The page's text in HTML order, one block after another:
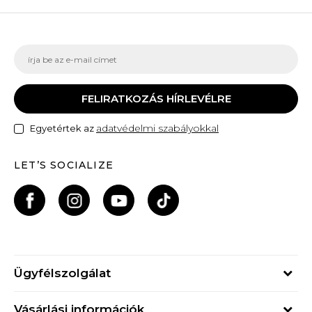
FELIRATKOZÁS HÍRLEVÉLRE
Egyetértek az adatvédelmi szabályokkal
LET’S SOCIALIZE
Ügyfélszolgálat
Vásárlási információk